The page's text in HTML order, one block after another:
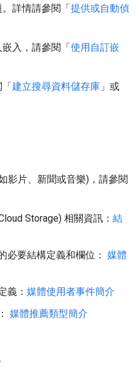
詳情請參閱「提供或自動偵
入，請參閱「使用自訂嵌
建立搜尋資料儲存庫 」或
影片、新聞或音樂)，請參閱
Storage) 相關資訊： 結
必要結構定義和欄位： 媒體
義： 媒體使用者事件簡介
媒體推薦類型簡介